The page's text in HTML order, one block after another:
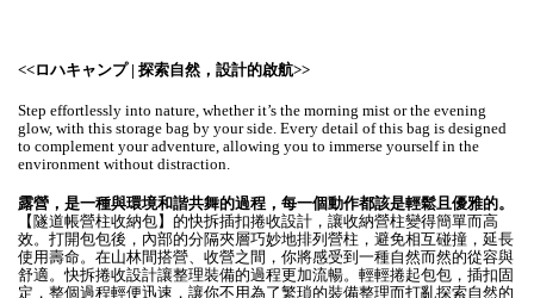
<<ロハキャンプ | 探索自然，設計的啟航>>
Step effortlessly into nature, whether it’s the morning mist or the evening
glow, with this storage bag by your side. Every detail of this bag is designed
to complement your adventure, allowing you to immerse yourself in the
environment without distraction.
露營，是一種與環境和諧共舞的過程，每一個動作都該是輕鬆且優雅的。
【隧道帳營柱收納包】的快拆插扣捲收設計，讓收納營柱變得簡單而高
效。打開包包後，內部的分隔夾層巧妙地排列營柱，避免相互碰撞，延長
使用壽命。在山林間搭營、收營之間，你將感受到一種自然而然的從容與
舒適。快拆捲收設計讓整理裝備的過程更加流暢。輕輕捲起包包，插扣固
定，整個過程輕便迅速，讓你不用為了繁瑣的裝備整理而打亂探索自然的